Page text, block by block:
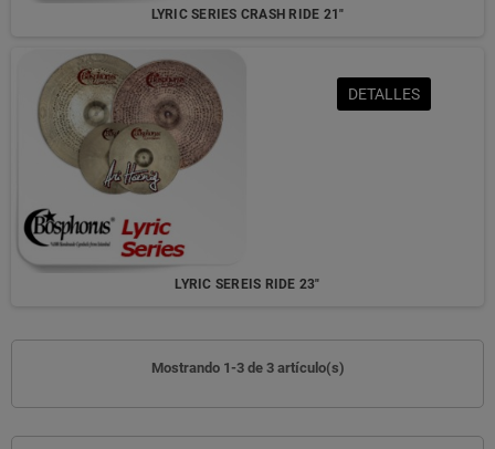
LYRIC SERIES CRASH RIDE 21"
LYRIC SEREIS RIDE 23"
DETALLES
Mostrando 1-3 de 3 artículo(s)